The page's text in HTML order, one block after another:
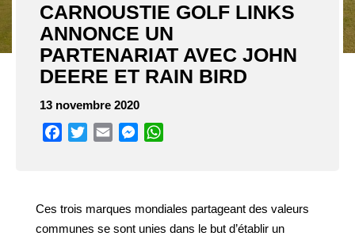
CARNOUSTIE GOLF LINKS
ANNONCE UN
PARTENARIAT AVEC JOHN
DEERE ET RAIN BIRD
13 novembre 2020
Facebook
TwitterEmail Messenger
Ces trois marques mondiales partageant des valeurs
communes se sont unies dans le but d’établir un